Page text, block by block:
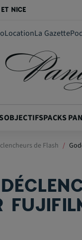
NICE
LocationLa Gazette
OBJECTIFSPACKS
de Flash